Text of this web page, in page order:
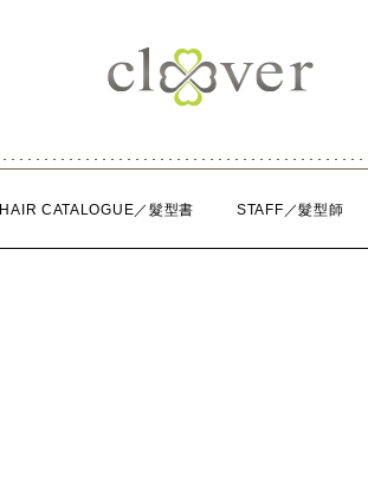
HAIR CATALOGUE／髮型書 STAFF／髮型師